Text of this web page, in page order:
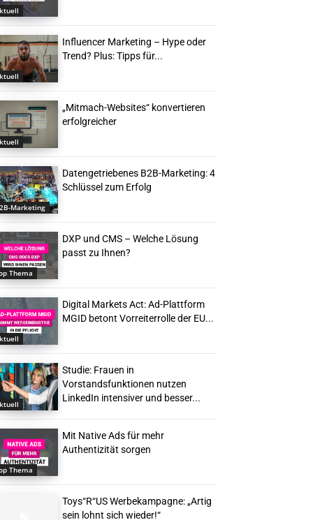
Influencer Marketing – Hype oder
Trend? Plus: Tipps für...
„Mitmach-Websites“ konvertieren
erfolgreicher
Marketing
Datengetriebenes B2B-Marketing: 4
Schlüssel zum Erfolg
Thema
DXP und CMS – Welche Lösung
passt zu Ihnen?
Digital Markets Act: Ad-Plattform
MGID betont Vorreiterrolle der EU...
Studie: Frauen in
Vorstandsfunktionen nutzen
LinkedIn intensiver und besser...
Thema
Mit Native Ads für mehr
Authentizität sorgen
Toys“R“US Werbekampagne: „Artig
sein lohnt sich wieder!“